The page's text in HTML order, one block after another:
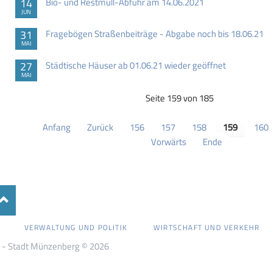
JUN
31
MAI
Fragebögen Straßenbeiträge - Abgabe noch bis 18.06.21
27
MAI
Städtische Häuser ab 01.06.21 wieder geöffnet
Seite 159 von 185
Anfang Zurück 156 157 158 159 160
Vorwärts
Ende
VERWALTUNG UND POLITIK WIRTSCHAFT UND VERKEHR
- Stadt Münzenberg © 2026